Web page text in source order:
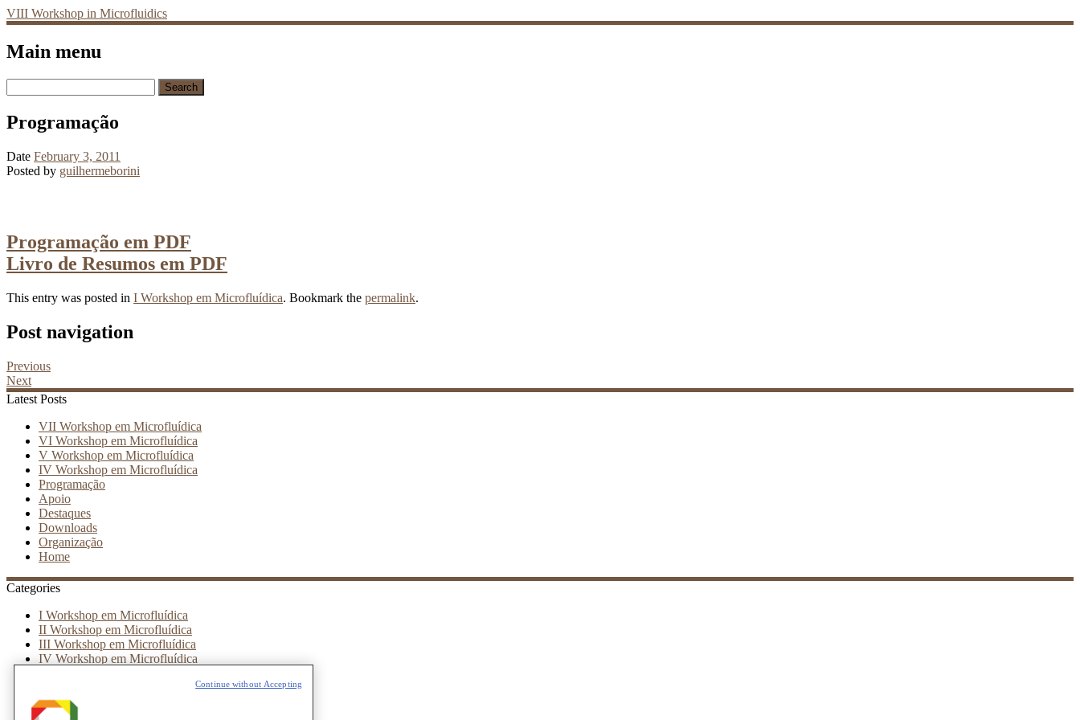
VIII Workshop in Microfluidics
Main menu
to
content
for:
Programação
Date February 3, 2011
Posted by guilhermeborini
Programação em PDF
Livro de Resumos em PDF
This entry was posted in I Workshop em Microfluídica. Bookmark the permalink.
Post navigation
Previous
Next
Latest Posts
VII Workshop em Microfluídica
VI Workshop em Microfluídica
V Workshop em Microfluídica
IV Workshop em Microfluídica
Programação
Apoio
Destaques
Downloads
Organização
Home
Categories
I Workshop em Microfluídica
II Workshop em Microfluídica
III Workshop em Microfluídica
IV Workshop em Microfluídica
VI Workshop em Microfluídica
VII Workshop em Microfluídica
Continue without Accepting